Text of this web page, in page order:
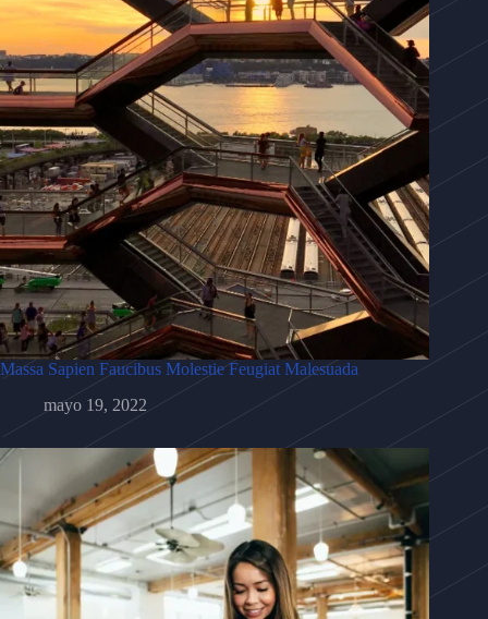
Massa Sapien Faucibus Molestie Feugiat Malesuada
mayo 19, 2022